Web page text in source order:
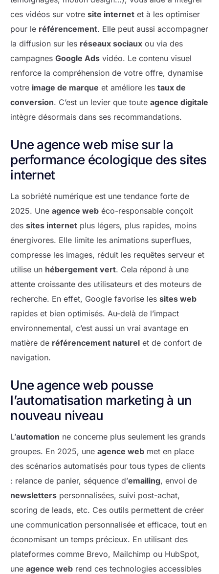
ces vidéos sur votresite internet et à les optimiser
pour le référencement. Elle peut aussi accompagner
la diffusion sur les réseaux sociaux ou via des
campagnesGoogle Ads vidéo. Le contenu visuel
renforce la compréhension de votre offre, dynamise
votre image de marque et améliore lestaux de
conversion. C’est un levier que touteagence digitale
intègre désormais dans ses recommandations.
Une agence web mise sur la
performance écologique des sites
internet
La sobriété numérique est une tendance forte de
2025. Uneagence web éco-responsable conçoit
dessites internet plus légers, plus rapides, moins
énergivores. Elle limite les animations superflues,
compresse les images, réduit les requêtes serveur et
utilise un hébergement vert. Cela répond à une
attente croissante des utilisateurs et des moteurs de
recherche. En effet, Google favorise lessites web
rapides et bien optimisés. Au-delà de l’impact
environnemental, c’est aussi un vrai avantage en
matière de référencement naturel et de confort de
navigation.
Une agence web pousse
l’automatisation marketing à un
nouveau niveau
L’automation ne concerne plus seulement les grands
groupes. En 2025, uneagence web met en place
des scénarios automatisés pour tous types de clients
: relance de panier, séquence d’emailing, envoi de
newsletters personnalisées, suivi post-achat,
scoring de leads, etc. Ces outils permettent de créer
une communication personnalisée et efficace, tout en
économisant un temps précieux. En utilisant des
plateformes comme Brevo, Mailchimp ou HubSpot,
uneagence web rend ces technologies accessibles